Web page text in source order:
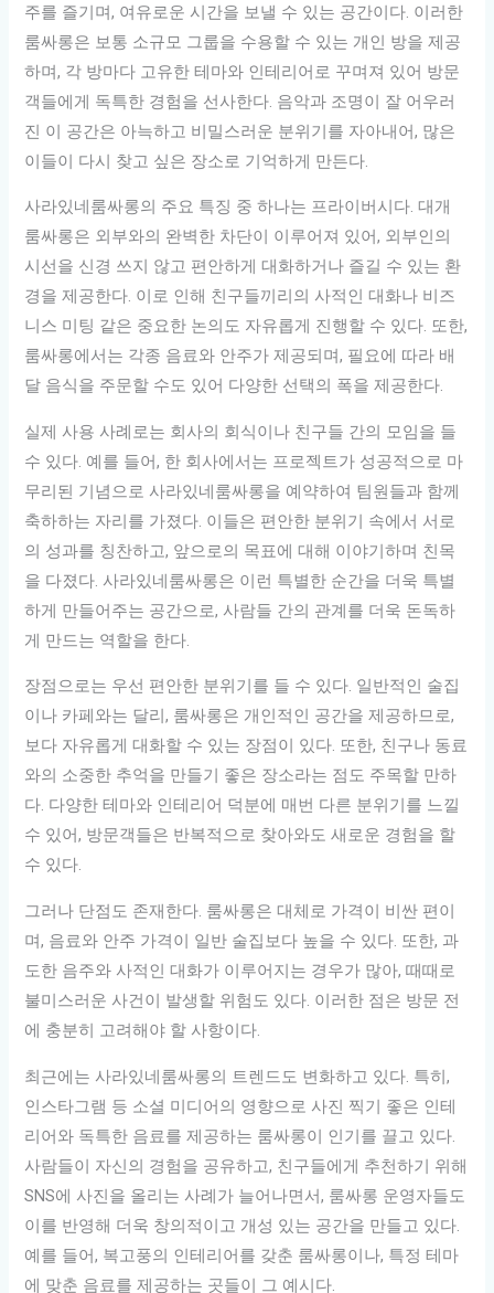
주를 즐기며, 여유로운 시간을 보낼 수 있는 공간이다. 이러한
룸싸롱은 보통 소규모 그룹을 수용할 수 있는 개인 방을 제공
하며, 각 방마다 고유한 테마와 인테리어로 꾸며져 있어 방문
객들에게 독특한 경험을 선사한다. 음악과 조명이 잘 어우러
진 이 공간은 아늑하고 비밀스러운 분위기를 자아내어, 많은
이들이 다시 찾고 싶은 장소로 기억하게 만든다.
사라있네룸싸롱의 주요 특징 중 하나는 프라이버시다. 대개
룸싸롱은 외부와의 완벽한 차단이 이루어져 있어, 외부인의
시선을 신경 쓰지 않고 편안하게 대화하거나 즐길 수 있는 환
경을 제공한다. 이로 인해 친구들끼리의 사적인 대화나 비즈
니스 미팅 같은 중요한 논의도 자유롭게 진행할 수 있다. 또한,
룸싸롱에서는 각종 음료와 안주가 제공되며, 필요에 따라 배
달 음식을 주문할 수도 있어 다양한 선택의 폭을 제공한다.
실제 사용 사례로는 회사의 회식이나 친구들 간의 모임을 들
수 있다. 예를 들어, 한 회사에서는 프로젝트가 성공적으로 마
무리된 기념으로 사라있네룸싸롱을 예약하여 팀원들과 함께
축하하는 자리를 가졌다. 이들은 편안한 분위기 속에서 서로
의 성과를 칭찬하고, 앞으로의 목표에 대해 이야기하며 친목
을 다졌다. 사라있네룸싸롱은 이런 특별한 순간을 더욱 특별
하게 만들어주는 공간으로, 사람들 간의 관계를 더욱 돈독하
게 만드는 역할을 한다.
장점으로는 우선 편안한 분위기를 들 수 있다. 일반적인 술집
이나 카페와는 달리, 룸싸롱은 개인적인 공간을 제공하므로,
보다 자유롭게 대화할 수 있는 장점이 있다. 또한, 친구나 동료
와의 소중한 추억을 만들기 좋은 장소라는 점도 주목할 만하
다. 다양한 테마와 인테리어 덕분에 매번 다른 분위기를 느낄
수 있어, 방문객들은 반복적으로 찾아와도 새로운 경험을 할
수 있다.
그러나 단점도 존재한다. 룸싸롱은 대체로 가격이 비싼 편이
며, 음료와 안주 가격이 일반 술집보다 높을 수 있다. 또한, 과
도한 음주와 사적인 대화가 이루어지는 경우가 많아, 때때로
불미스러운 사건이 발생할 위험도 있다. 이러한 점은 방문 전
에 충분히 고려해야 할 사항이다.
최근에는 사라있네룸싸롱의 트렌드도 변화하고 있다. 특히,
인스타그램 등 소셜 미디어의 영향으로 사진 찍기 좋은 인테
리어와 독특한 음료를 제공하는 룸싸롱이 인기를 끌고 있다.
사람들이 자신의 경험을 공유하고, 친구들에게 추천하기 위해
SNS에 사진을 올리는 사례가 늘어나면서, 룸싸롱 운영자들도
이를 반영해 더욱 창의적이고 개성 있는 공간을 만들고 있다.
예를 들어, 복고풍의 인테리어를 갖춘 룸싸롱이나, 특정 테마
에 맞춘 음료를 제공하는 곳들이 그 예시다.